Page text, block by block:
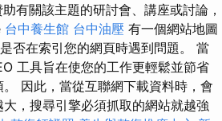
有關該主題的研討會、講座或討論，
台中養生館 台中油壓 有一個網站地圖
是否在索引您的網頁時遇到問題。 當
工具旨在使您的工作更輕鬆並節省
因此，當從互聯網下載資料時，會
，搜尋引擎必須抓取的網站就越強